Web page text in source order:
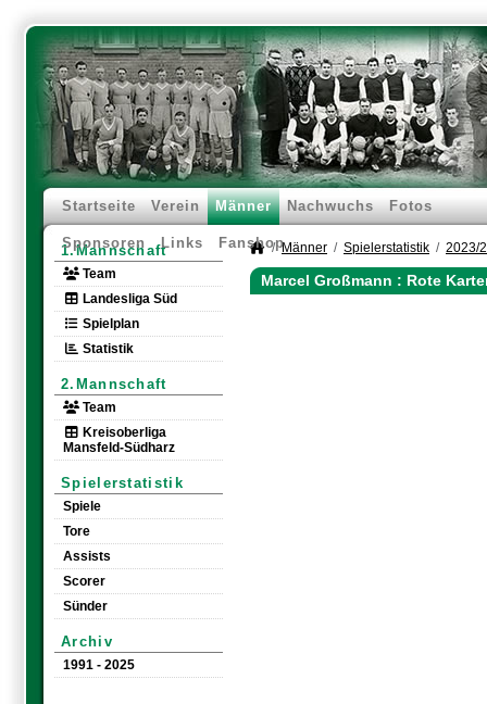
Startseite Verein Männer Nachwuchs Fotos
Sponsoren Links Fanshop
1.Mannschaft
Team
Landesliga Süd
Spielplan
Statistik
2.Mannschaft
Team
Kreisoberliga
Mansfeld-Südharz
Spielerstatistik
Spiele
Tore
Assists
Scorer
Sünder
Archiv
1991 - 2025
Männer Spielerstatistik 2023/
Marcel Großmann : Rote